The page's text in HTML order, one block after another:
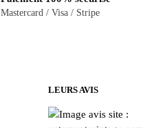
variations.
être
choisies
sur
Mastercard / Visa / Stripe
LEURS AVIS